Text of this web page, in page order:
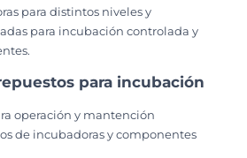
para distintos niveles y
para incubación controlada y
para incubación
operación y mantención
de incubadoras y componentes